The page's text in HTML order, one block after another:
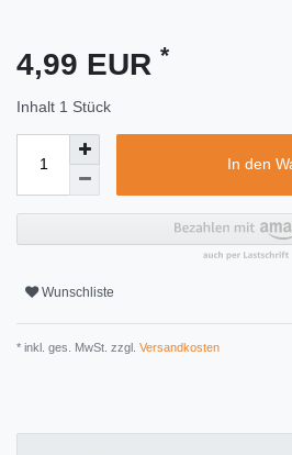
4,99 EUR *
Inhalt 1 Stück
In den
Wunschliste
* inkl. ges. MwSt. zzgl. Versandkosten